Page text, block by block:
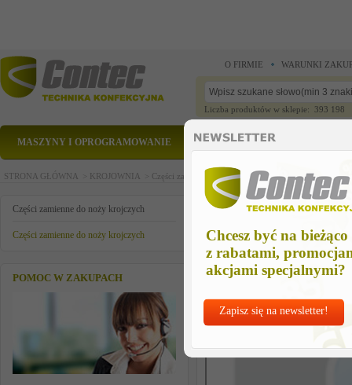
Chcesz być na bieżąco
z rabatami,
akcjami specjalnymi?
Zapisz się na newsletter!
O FIRMIE WARUNKI
Liczba produktów w sklepie: 393 198
MASZYNY I OPROGRAMOWANIE CZĘŚCI ZAMIENNE
STRONA GŁÓWNA > KROJOWNIA > Części zamienne do noży krojczych >Części
Części zamienne do noży krojczych
Części zamienne do noży krojczych
POMOC W ZAKUPACH
OS GWINTOWANA